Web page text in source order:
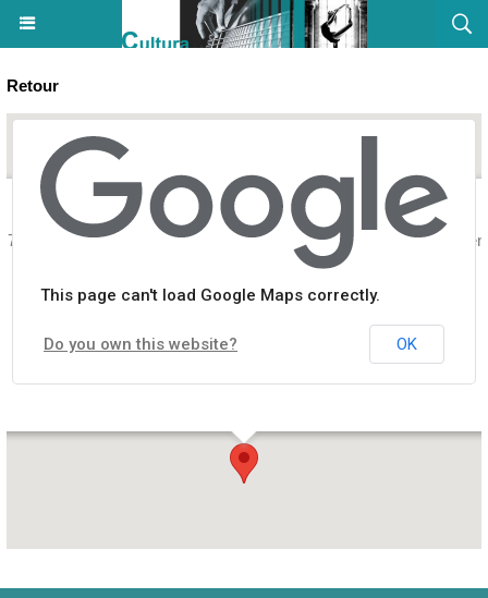
Retour
7 à 12 ans proposé par le Centre d'Art Polyphonique de Corse et
This page can't load Google Maps correctly.
Do you own this website? OK